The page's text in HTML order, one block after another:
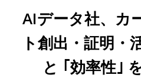
AIデータ社、カ
ト創出・証明・
と ｢効率性｣